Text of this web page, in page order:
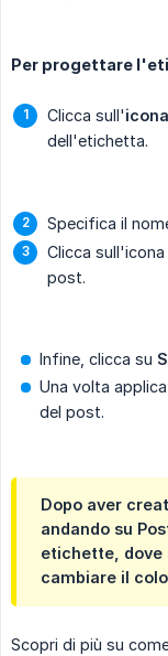
Per progettare
Clicca sull'
dell'etichetta.
Specifica il
Clicca sull'icona
post.
Infine, clicca su
Una volta
del post.
Dopo aver
andando su
etichette ,
cambiare il
Scopri di più su